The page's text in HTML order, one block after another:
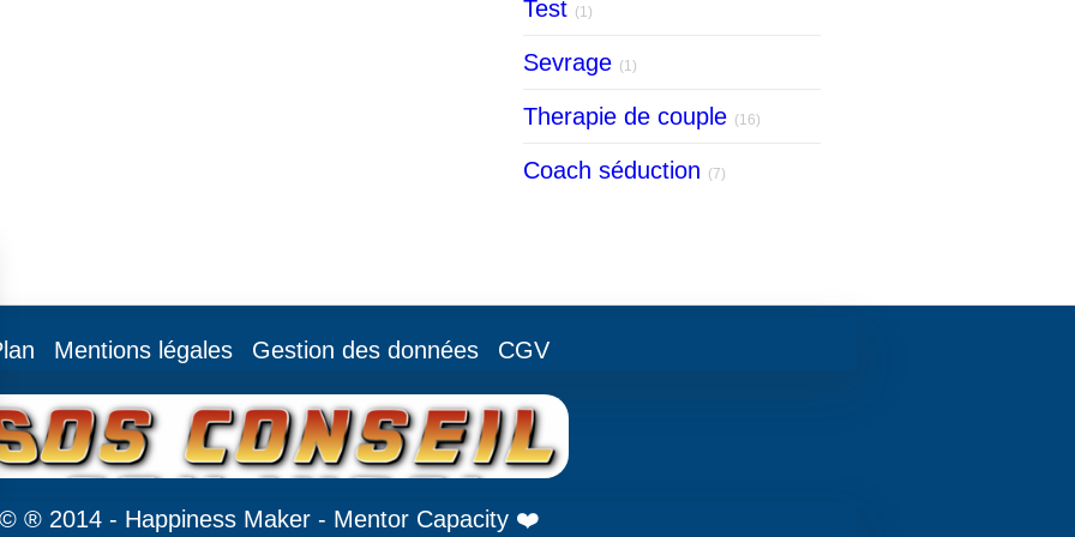
Test (1)
Sevrage (1)
Therapie de couple (16)
Coach séduction (7)
Mentions légales Gestion des données CGV
® 2014 - Happiness Maker - Mentor Capacity ❤️‍